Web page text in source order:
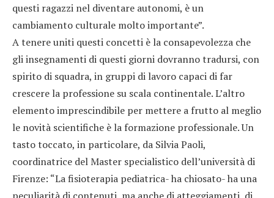
questi ragazzi nel diventare autonomi, è un
cambiamento culturale molto importante”.
A tenere uniti questi concetti è la consapevolezza che
gli insegnamenti di questi giorni dovranno tradursi, con
spirito di squadra, in gruppi di lavoro capaci di far
crescere la professione su scala continentale. L’altro
elemento imprescindibile per mettere a frutto al meglio
le novità scientifiche è la formazione professionale. Un
tasto toccato, in particolare, da Silvia Paoli,
coordinatrice del Master specialistico dell’università di
Firenze: “La fisioterapia pediatrica- ha chiosato- ha una